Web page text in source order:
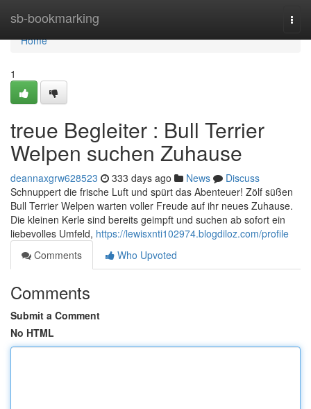
sb-bookmarking
Home
Home
1
treue Begleiter : Bull Terrier
Welpen suchen Zuhause
deannaxgrw628523 333 days ago News
Discuss
Schnuppert die frische Luft und spürt das Abenteuer! Zölf süßen
Bull Terrier Welpen warten voller Freude auf ihr neues Zuhause.
Die kleinen Kerle sind bereits geimpft und suchen ab sofort ein
liebevolles Umfeld, https://lewisxnti102974.blogdiloz.com/profile
Comments
Who Upvoted
Comments
Submit a Comment
No HTML